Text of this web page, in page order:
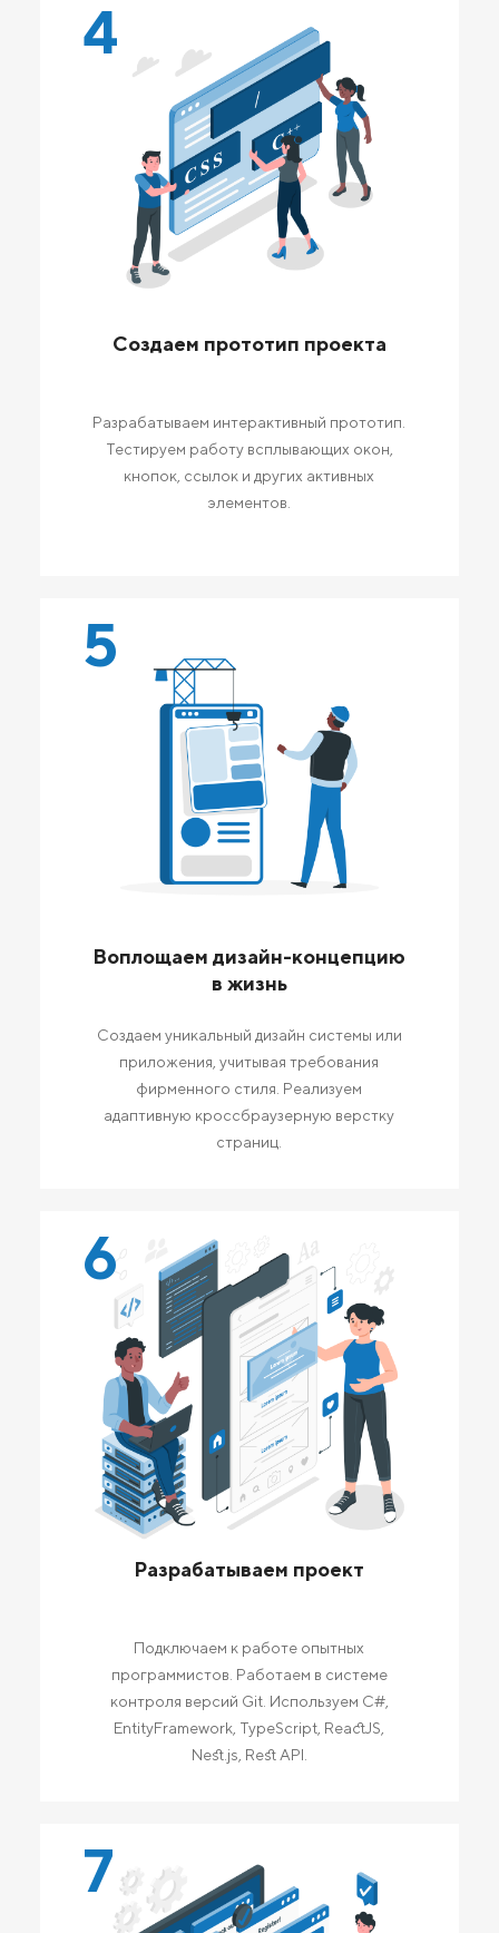
4
Создаем прототип проекта
Разрабатываем интерактивный прототип.
Тестируем работу всплывающих окон,
кнопок, ссылок и других активных
элементов.
5
Воплощаем дизайн-концепцию
в жизнь
Создаем уникальный дизайн системы или
приложения, учитывая требования
фирменного стиля. Реализуем
адаптивную кроссбраузерную верстку
страниц.
6
Разрабатываем проект
Подключаем к работе опытных
программистов. Работаем в системе
контроля версий Git. Используем C#,
EntityFramework, TypeScript, ReactJS,
Nest.js, Rest API.
7